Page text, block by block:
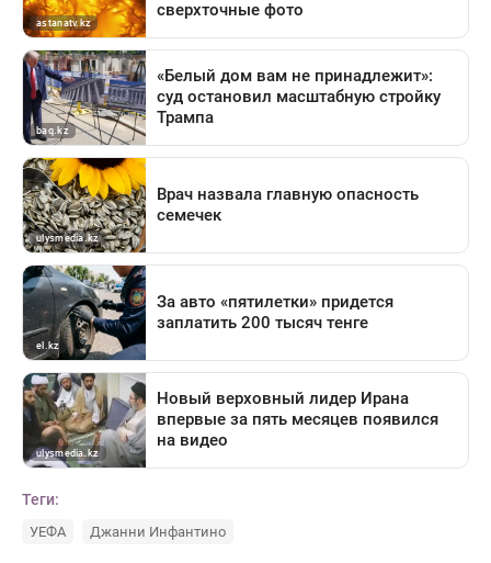
Теги:
УЕФА Джанни Инфантино